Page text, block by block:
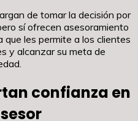
de tomar la decisión por
sí ofrecen asesoramiento
que les permite a los clientes
y alcanzar su meta de
confianza en